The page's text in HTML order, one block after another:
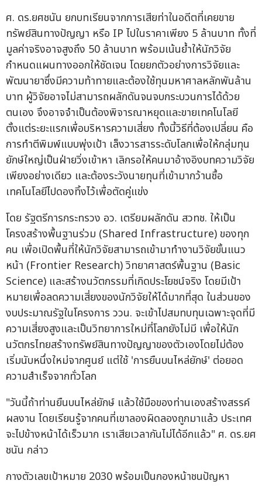
ศ. ดร.ยศชนัน ยกบทเรียนจากการเสียท่าในอดีตที่เคยขาย
ทรัพย์สินทางปัญญา หรือ IP ไปในราคาเพียง 5 ล้านบาท ทั้งที่
มูลค่าจริงอาจสูงถึง 50 ล้านบาท พร้อมเน้นย้ำให้นักวิจัย
กำหนดแผนทางออกให้ชัดเจน โดยยกตัวอย่างการวิจัยและ
พัฒนายาซึ่งมีความท้าทายและต้องใช้ทุนมหาศาลหลักพันล้าน
บาท ผู้วิจัยอาจไม่สามารถผลักดันจนจบกระบวนการได้ด้วย
ตนเอง จึงอาจจำเป็นต้องพิจารณาหยุดและขายเทคโนโลยี
ตั้งแต่ระยะแรกเพื่อบริหารความเสี่ยง ทั้งนี้วิธีที่ต้องเปลี่ยน คือ
การทำตีพิมพ์แบบพุ่งเป้า เล็งวารสารระดับโลกเพื่อให้กลุ่มทุน
ยักษ์ใหญ่เป็นฝ่ายวิ่งเข้าหา เลิกรอให้คนมาอ้างอิงบทความวิจัย
เพียงอย่างเดียว และต้องระวังนายทุนที่เข้ามากว้านซื้อ
เทคโนโลยีไปดองทิ้งไว้เพื่อตัดคู่แข่ง
โดย รัฐตรีการกระทรวง อว. เตรียมผลักดัน สวทช. ให้เป็น
โครงสร้างพื้นฐานร่วม (Shared Infrastructure) ของทุก
คน เพื่อเปิดพื้นที่ให้นักวิจัยสามารถเข้ามาทำงานวิจัยขั้นแนว
หน้า (Frontier Research) วิทยาศาสตร์พื้นฐาน (Basic
Science) และสร้างนวัตกรรมที่เกิดประโยชน์จริง โดยมีเป้า
หมายเพื่อลดความเสี่ยงของนักวิจัยให้ได้มากที่สุด ในส่วนของ
งบประมาณรัฐในโครงการ ววน. จะเข้าไปสมทบทุนเฉพาะจุดที่มี
ความเสี่ยงสูงและเป็นวิทยาการใหม่ที่โลกยังไม่มี เพื่อให้นัก
นวัตกรไทยสร้างทรัพย์สินทางปัญญาของตัวเองโดยไม่ต้อง
เริ่มนับหนึ่งใหม่จากศูนย์ แต่ใช้ 'การยืนบนไหล่ยักษ์' ต่อยอด
ความสำเร็จจากทั่วโลก
"วันนี้ถ้าท่านยืนบนไหล่ยักษ์ แล้วใช้มือของท่านเองสร้างสรรค์
ผลงาน โดยเรียนรู้จากคนที่เขาลองผิดลองถูกมาแล้ว ประเทศ
จะไปข้างหน้าได้เร็วมาก เราเสียเวลากันไม่ได้อีกแล้ว" ศ. ดร.ยศ
ชนัน กล่าว
กางตัวเลขเป้าหมาย 2030 พร้อมเป็นกองหน้าชนปัญหา